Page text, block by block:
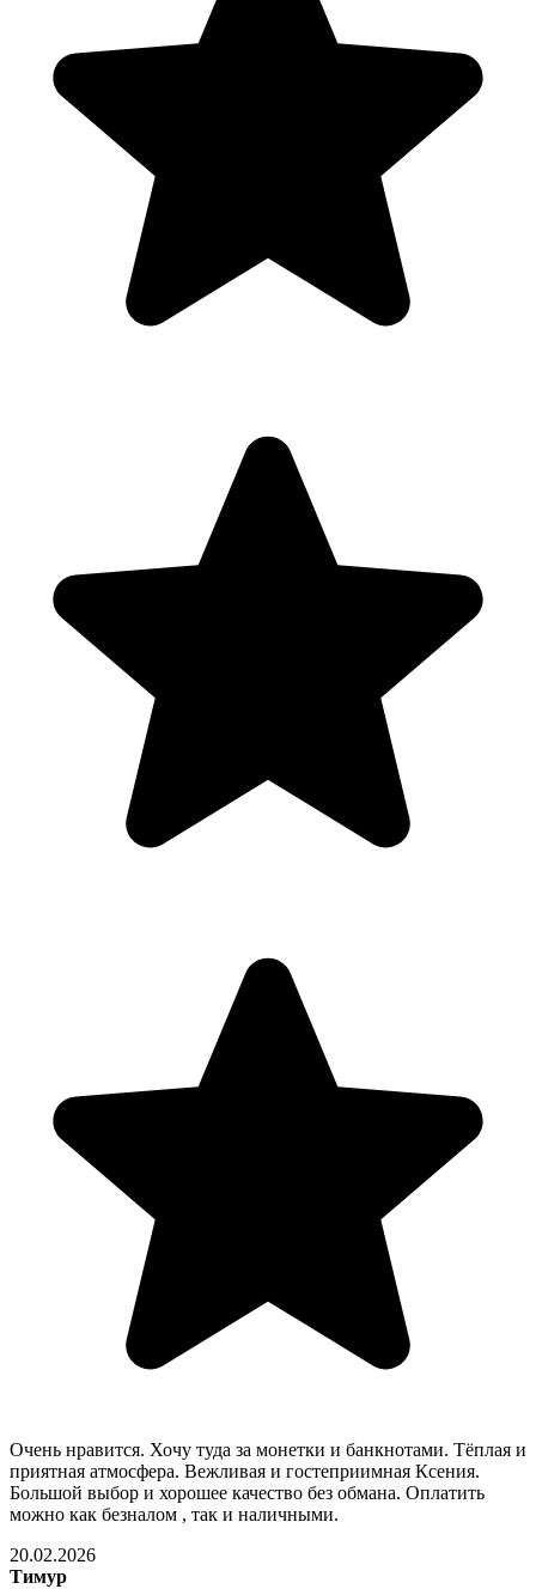
Очень нравится. Хочу туда за монетки и банкнотами. Тёплая и
приятная атмосфера. Вежливая и гостеприимная Ксения.
Большой выбор и хорошее качество без обмана. Оплатить
можно как безналом , так и наличными.
20.02.2026
Тимур